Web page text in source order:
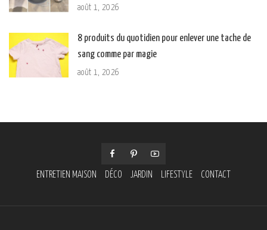
août 1, 2026
8 produits du quotidien pour enlever une tache de
sang comme par magie
août 1, 2026
ENTRETIEN MAISON DÉCO JARDIN LIFESTYLE CONTACT